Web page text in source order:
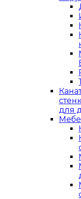
для